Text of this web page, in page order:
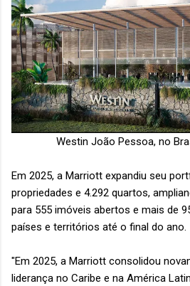
Westin João Pessoa, no
Em 2025, a Marriott expandiu seu
propriedades e 4.292 quartos,
para 555 imóveis abertos e mais de
países e territórios até o final do ano.
"Em 2025, a Marriott consolidou
liderança no Caribe e na América